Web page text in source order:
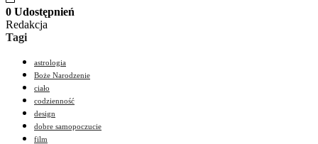
0 Udostępnień
Redakcja
Tagi
astrologia
Boże Narodzenie
ciało
codzienność
design
dobre samopoczucie
film